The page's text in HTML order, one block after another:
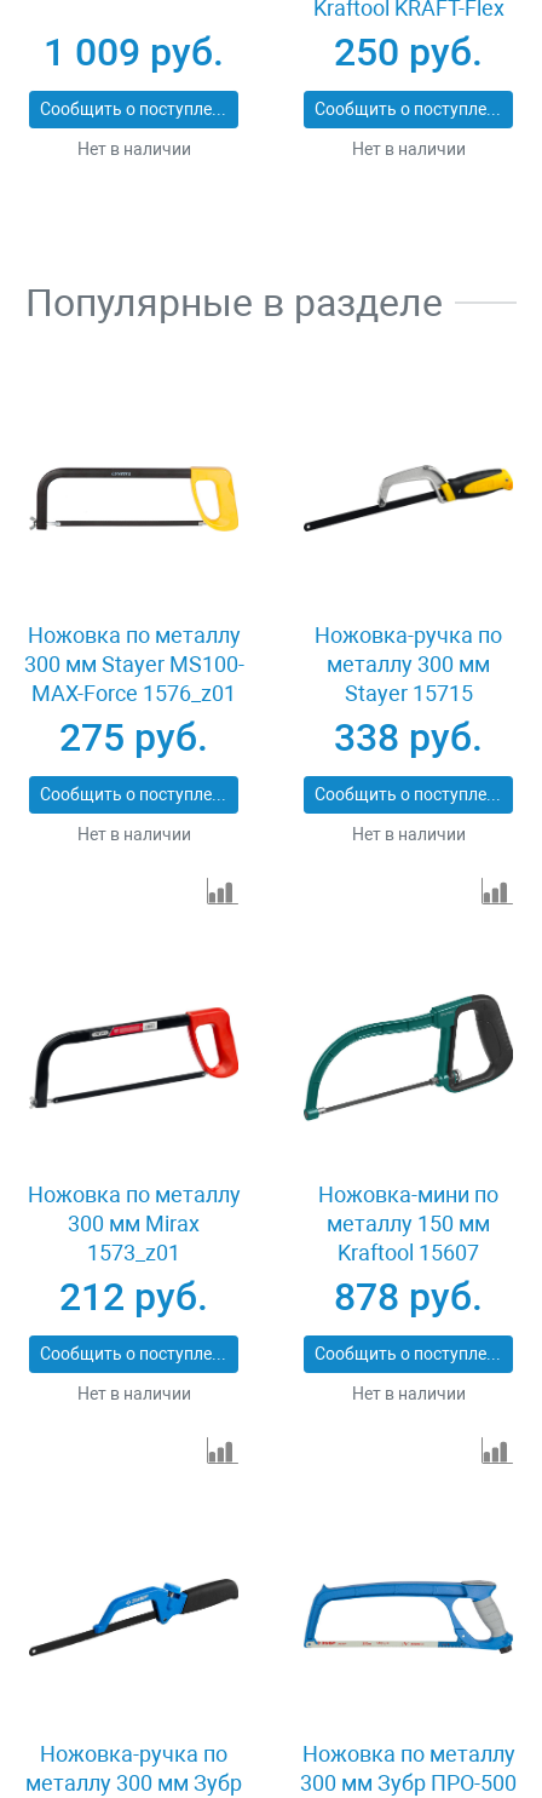
1 009 руб.
Сообщить о поступлении
Нет в наличии
Kraftool KRAFT-Flex
15942-24-S2
250 руб.
Сообщить о поступлении
Нет в наличии
Популярные в разделе
Ножовка по металлу
300 мм Stayer MS100-
MAX-Force 1576_z01
275 руб.
Сообщить о поступлении
Нет в наличии
Ножовка-ручка по
металлу 300 мм
Stayer 15715
338 руб.
Сообщить о поступлении
Нет в наличии
Ножовка по металлу
300 мм Mirax
1573_z01
212 руб.
Сообщить о поступлении
Нет в наличии
Ножовка-мини по
металлу 150 мм
Kraftool 15607
878 руб.
Сообщить о поступлении
Нет в наличии
Ножовка-ручка по
металлу 300 мм Зубр
Ножовка по металлу
300 мм Зубр ПРО-500